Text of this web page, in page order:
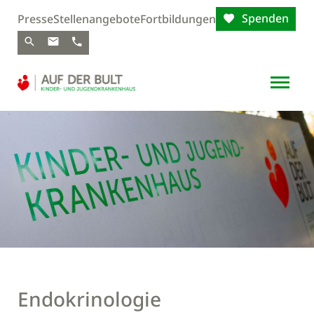
PresseStellenangeboteFortbildungen Spenden
Endokrinologie